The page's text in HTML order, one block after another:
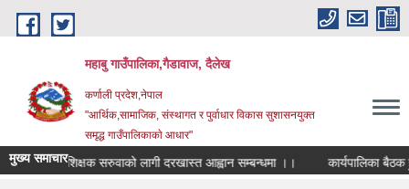
Skip to main content
महाबु गाउँपालिका,गैडावाज, दैलेख
कर्णाली प्रदेश,नेपाल
"आर्थिक,सामाजिक, संस्थागत र पुर्वाधार विकास सुशासनयुक्त
समृद्ध गाउँपालिकाकाे आधार"
मुख्य समाचारशिक्षक सरुवाको लागी दरखास्त आह्वान सम्बन्धमा ।। कार्यपालिका बैठक